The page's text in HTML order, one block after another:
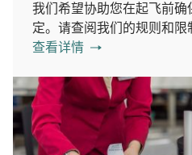
我们希望协助您在起飞前
定。请查阅我们的规则和限
查看详情